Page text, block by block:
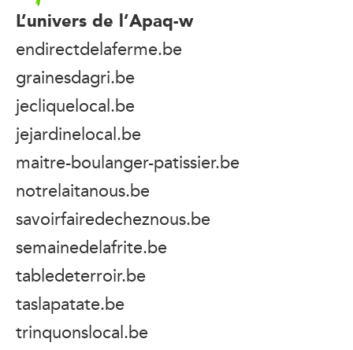
L’univers de l’Apaq-w
endirectdelaferme.be
grainesdagri.be
jecliquelocal.be
jejardinelocal.be
maitre-boulanger-patissier.be
notrelaitanous.be
savoirfairedecheznous.be
semainedelafrite.be
tabledeterroir.be
taslapatate.be
trinquonslocal.be